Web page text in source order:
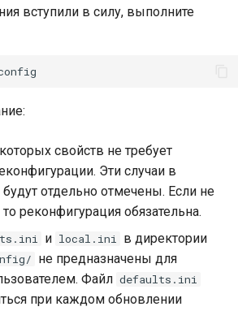
вступили в силу, выполните
свойств не требует
Эти случаи в
отдельно отмечены. Если не
реконфигурация обязательна.
и local.ini в директории
не предназначены для
Файл defaults.ini
при каждом обновлении